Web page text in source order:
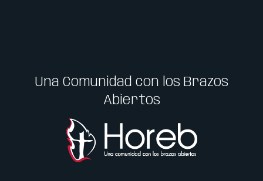
Una Comunidad con los Brazos
Abiertos